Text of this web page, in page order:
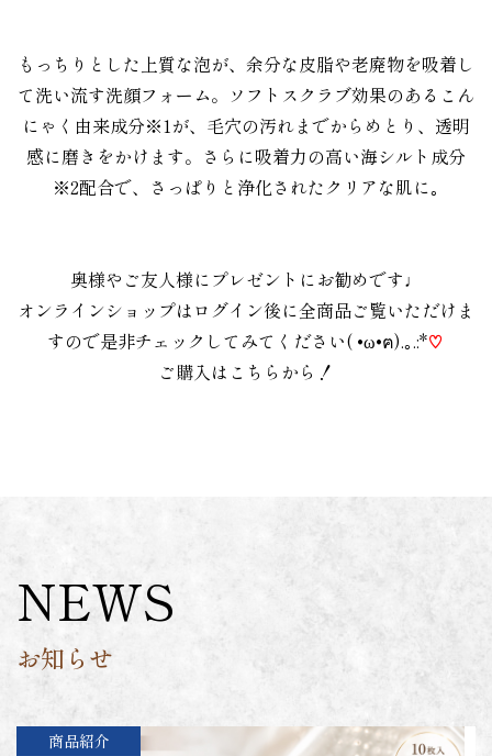
もっちりとした上質な泡が、余分な皮脂や老廃物を吸着し
て洗い流す洗顔フォーム。ソフトスクラブ効果のあるこん
にゃく由来成分※1が、毛穴の汚れまでからめとり、透明
感に磨きをかけます。さらに吸着力の高い海シルト成分
※2配合で、さっぱりと浄化されたクリアな肌に｡
奥様やご友人様にプレゼントにお勧めです♩
オンラインショップはログイン後に全商品ご覧いただけま
すので是非チェックしてみてください( •ω•ฅ).｡.:*♡
ご購入は こちら から！
NEWS
お知らせ
商品紹介